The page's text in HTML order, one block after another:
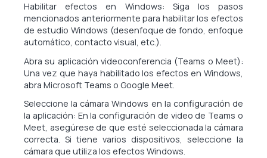
Habilitar efectos en Windows: Siga los pasos
mencionados anteriormente para habilitar los efectos
de estudio Windows (desenfoque de fondo, enfoque
automático, contacto visual, etc.).
Abra su aplicación videoconferencia (Teams o Meet):
Una vez que haya habilitado los efectos en Windows,
abra Microsoft Teams o Google Meet.
Seleccione la cámara Windows en la configuración de
la aplicación: En la configuración de video de Teams o
Meet, asegúrese de que esté seleccionada la cámara
correcta. Si tiene varios dispositivos, seleccione la
cámara que utiliza los efectos Windows.